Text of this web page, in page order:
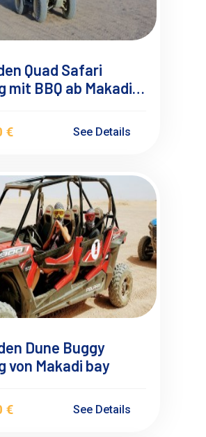
Quad Safari
mit BBQ ab Makadi
€ See Details
Dune Buggy
von Makadi bay
€ See Details